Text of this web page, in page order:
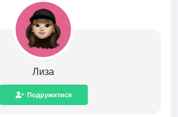
Лиза
Подружитися